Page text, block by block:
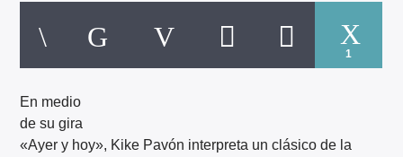
1
En medio
de su gira
«Ayer y hoy», Kike Pavón interpreta un clásico de la